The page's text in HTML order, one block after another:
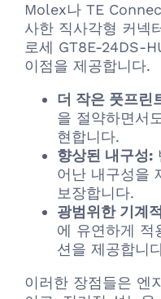
Molex나 TE
사한 직사각형 커넥
로세 GT8E-24DS-
이점을 제공합니다.
더 작은 풋프린
을 절약하면서
현합니다.
향상된 내구성:
어난 내구성을
보장합니다.
광범위한 기계
에 유연하게 적
션을 제공합니
이러한 장점들은 엔